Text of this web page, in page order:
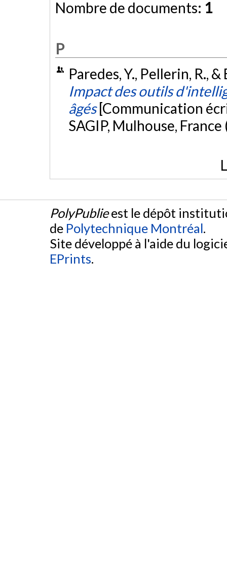
Nombre de documents: 1
P
Paredes, Y., Pellerin, R.,
Impact des outils
âgés [Communication
SAGIP, Mulhouse,
PolyPublieest le dépôt
de Polytechnique Montréal.
Site développé à l'aide du
EPrints.